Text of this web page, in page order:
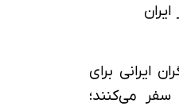
ایرانی برای
می‌کنند؛